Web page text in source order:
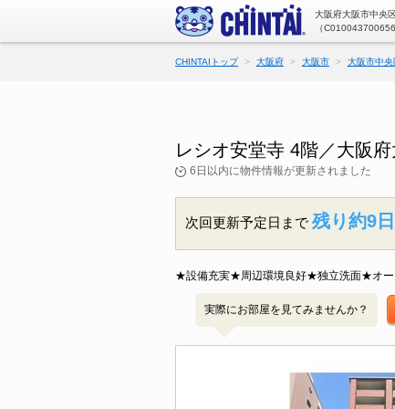
大阪府大阪市中央
（
CHINTAIトップ 大阪府 大阪市 大阪市中央
レシオ安堂寺 4階／大阪
6日以内に物件情報が更新されました
次回更新予定日まで 残り約9
★設備充実★周辺環境良好★独立洗面★オ
実際にお部屋を見てみませんか？